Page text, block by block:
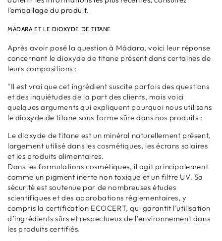
l'emballage du produit.
MÁDARA ET LE DIOXYDE DE TITANE
Après avoir posé la question à Mádara, voici leur réponse
concernant le dioxyde de titane présent dans certaines de
leurs compositions :
"Il est vrai que cet ingrédient suscite parfois des questions
et des inquiétudes de la part des clients, mais voici
quelques arguments qui expliquent pourquoi nous utilisons
le dioxyde de titane sous forme sûre dans nos produits :
Le dioxyde de titane est un minéral naturellement présent,
largement utilisé dans les cosmétiques, les écrans solaires
et les produits alimentaires.
Dans les formulations cosmétiques, il agit principalement
comme un pigment inerte non toxique et un filtre UV. Sa
sécurité est soutenue par de nombreuses études
scientifiques et des approbations réglementaires, y
compris la certification ECOCERT, qui garantit l’utilisation
d’ingrédients sûrs et respectueux de l’environnement dans
les produits certifiés.